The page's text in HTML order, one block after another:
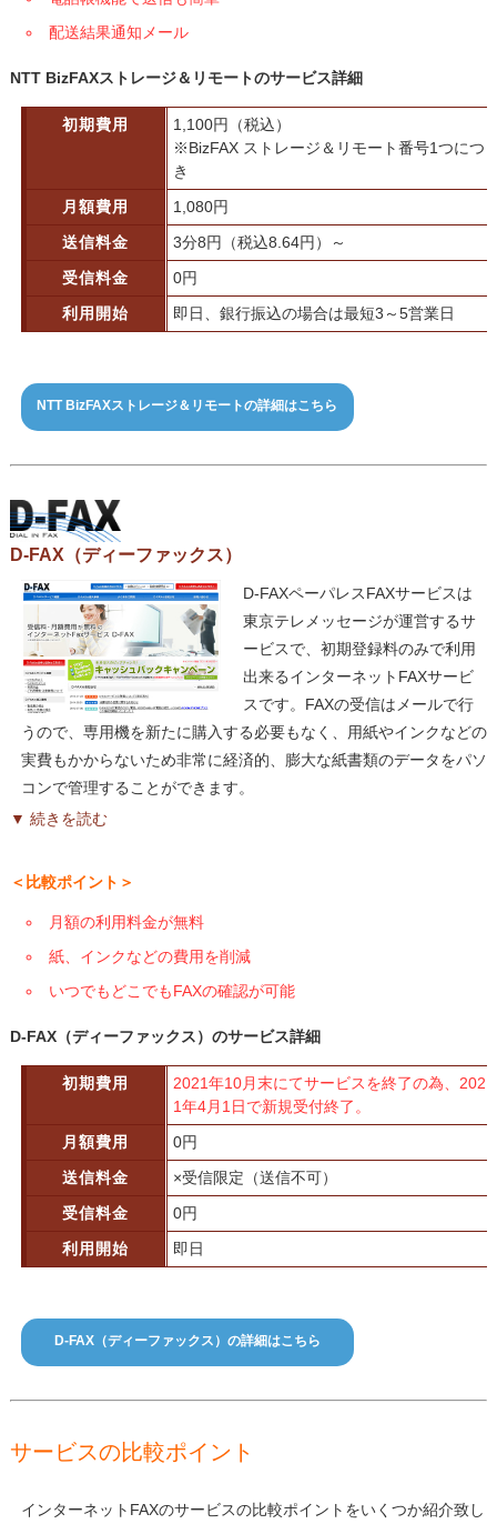
配送結果通知メール
NTT BizFAXストレージ＆リモートのサービス詳細
初期費用
1,100円（税込）
※BizFAX ストレージ＆リモート番号1つにつ
き
月額費用
1,080円
送信料金
3分8円（税込8.64円）～
受信料金
0円
利用開始
即日、銀行振込の場合は最短3～5営業日
NTT BizFAXストレージ＆リモートの詳細はこちら
D-FAX（ディーファックス）
D-FAXペーパレスFAXサービスは
東京テレメッセージが運営するサ
ービスで、初期登録料のみで利用
出来るインターネットFAXサービ
スです。FAXの受信はメールで行
うので、専用機を新たに購入する必要もなく、用紙やインクなどの
実費もかからないため非常に経済的、膨大な紙書類のデータをパソ
コンで管理することができます。
▼ 続きを読む
＜比較ポイント＞
月額の利用料金が無料
紙、インクなどの費用を削減
いつでもどこでもFAXの確認が可能
D-FAX（ディーファックス）のサービス詳細
初期費用
2021年10月末にてサービスを終了の為、202
1年4月1日で新規受付終了。
月額費用
0円
送信料金
×受信限定（送信不可）
受信料金
0円
利用開始
即日
D-FAX（ディーファックス）の詳細はこちら
サービスの比較ポイント
インターネットFAXのサービスの比較ポイントをいくつか紹介致し